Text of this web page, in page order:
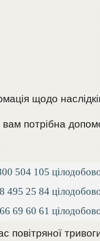
щодо
потрібна
504 105
495 25 84
69 60 61
повітряної